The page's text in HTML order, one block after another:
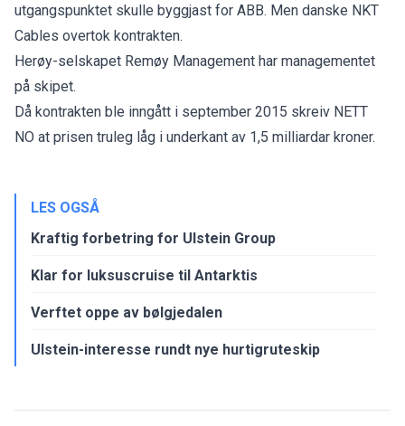
utgangspunktet skulle byggjast for ABB. Men danske NKT
Cables overtok kontrakten.
Herøy-selskapet Remøy Management har managementet
på skipet.
Då kontrakten ble inngått i september 2015 skreiv NETT
NO at prisen truleg låg i underkant av 1,5 milliardar kroner.
LES OGSÅ
Kraftig forbetring for Ulstein Group
Klar for luksuscruise til Antarktis
Verftet oppe av bølgjedalen
Ulstein-interesse rundt nye hurtigruteskip